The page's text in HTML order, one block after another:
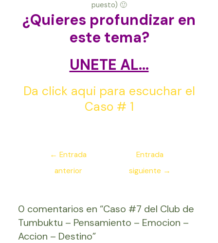
puesto) 🙂
¿Quieres profundizar en
este tema?
UNETE AL…
Da click aqui para escuchar el
Caso # 1
Navegación
entradas
← Entrada
anterior
Entrada
siguiente →
0 comentarios en “Caso #7 del Club de
Tumbuktu – Pensamiento – Emocion –
Accion – Destino”